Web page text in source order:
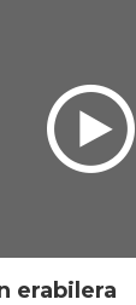
erabilera